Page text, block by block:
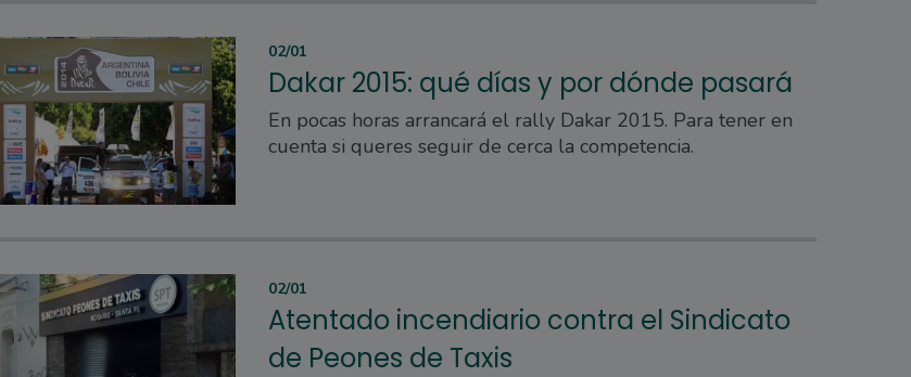
02/01
Dakar 2015: qué días y por dónde pasará
En pocas horas arrancará el rally Dakar 2015. Para tener en
cuenta si queres seguir de cerca la competencia.
02/01
Atentado incendiario contra el Sindicato
de Peones de Taxis